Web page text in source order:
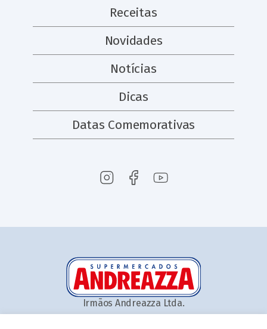
Receitas
Novidades
Notícias
Dicas
Datas Comemorativas
Irmãos Andreazza Ltda.